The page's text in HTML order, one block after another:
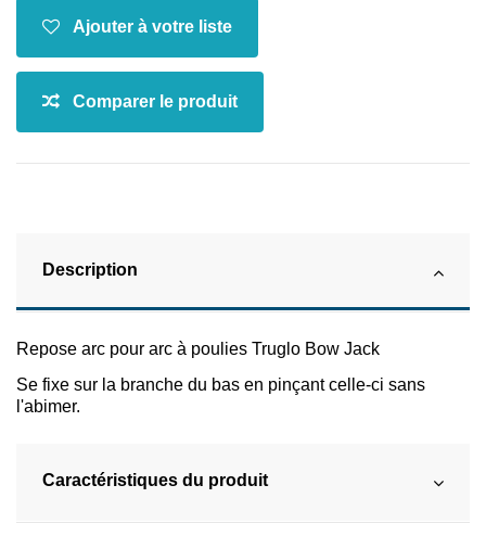
Description
Repose arc pour arc à poulies Truglo Bow Jack
Se fixe sur la branche du bas en pinçant celle-ci sans
l'abimer.
Caractéristiques du produit